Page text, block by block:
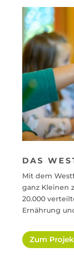
DAS
Mit dem
ganz Kleinen
20.000
Ernährung
Zum